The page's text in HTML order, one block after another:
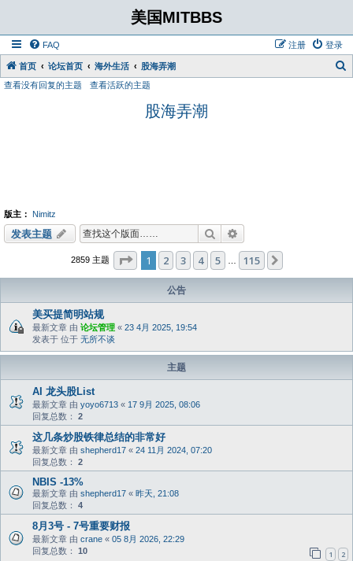
美国MITBBS
FAQ 登录
注册
首页 论坛首页 海外生活 股海弄潮
查看没有回复的主题 查看活跃的主题
股海弄潮
版主： Nimitz
发表主题 搜索
2859 主题 分页：1 115
1 2 3 4 5 115
公告
美买提简明站规
最新文章 由 论坛管理 « 23 4月 2025, 19:54
发表于 位于 无所不谈
主题
AI 龙头股List
最新文章 由 yoyo6713 « 17 9月 2025, 08:06
回复总数： 2
这几条炒股铁律总结的非常好
最新文章 由 shepherd17 « 24 11月 2024, 07:20
回复总数： 2
NBIS -13%
最新文章 由 shepherd17 « 昨天, 21:08
回复总数： 4
8月3号 - 7号重要财报
最新文章 由 crane « 05 8月 2026, 22:29
回复总数： 10 1 2